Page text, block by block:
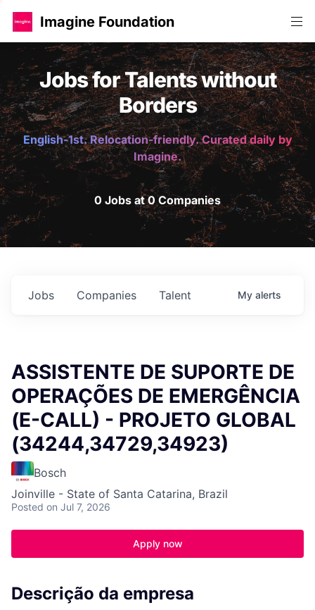
Imagine Foundation
Jobs for Talents without
Borders
English-1st. Relocation-friendly. Curated daily by
Imagine.
0 Jobs at 0 Companies
Jobs Companies Talent My alerts
ASSISTENTE DE SUPORTE DE
OPERAÇÕES DE EMERGÊNCIA
(E-CALL) - PROJETO GLOBAL
(34244,34729,34923)
Bosch
Joinville - State of Santa Catarina, Brazil
Posted on Jul 7, 2026
Apply now
Descrição da empresa